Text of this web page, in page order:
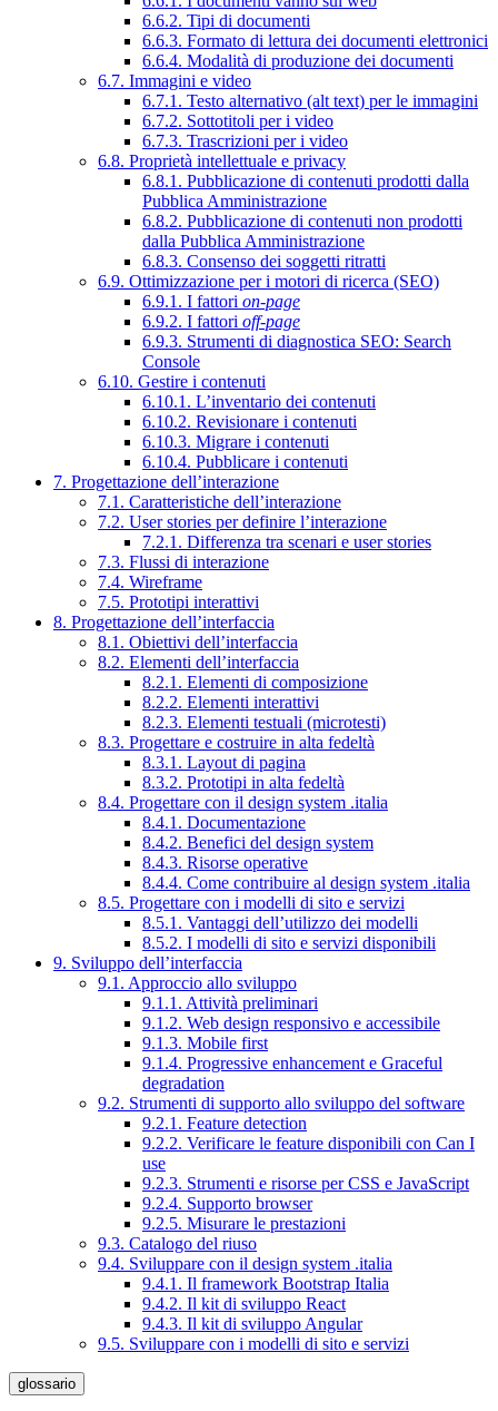
6.6.2. Tipi di documenti
6.6.3. Formato di lettura dei documenti elettronici
6.6.4. Modalità di produzione dei documenti
6.7. Immagini e video
6.7.1. Testo alternativo (alt text) per le immagini
6.7.2. Sottotitoli per i video
6.7.3. Trascrizioni per i video
6.8. Proprietà intellettuale e privacy
6.8.1. Pubblicazione di contenuti prodotti dalla
Pubblica Amministrazione
6.8.2. Pubblicazione di contenuti non prodotti
dalla Pubblica Amministrazione
6.8.3. Consenso dei soggetti ritratti
6.9. Ottimizzazione per i motori di ricerca (SEO)
6.9.1. I fattori on-page
6.9.2. I fattori off-page
6.9.3. Strumenti di diagnostica SEO: Search
Console
6.10. Gestire i contenuti
6.10.1. L’inventario dei contenuti
6.10.2. Revisionare i contenuti
6.10.3. Migrare i contenuti
6.10.4. Pubblicare i contenuti
7. Progettazione dell’interazione
7.1. Caratteristiche dell’interazione
7.2. User stories per definire l’interazione
7.2.1. Differenza tra scenari e user stories
7.3. Flussi di interazione
7.4. Wireframe
7.5. Prototipi interattivi
8. Progettazione dell’interfaccia
8.1. Obiettivi dell’interfaccia
8.2. Elementi dell’interfaccia
8.2.1. Elementi di composizione
8.2.2. Elementi interattivi
8.2.3. Elementi testuali (microtesti)
8.3. Progettare e costruire in alta fedeltà
8.3.1. Layout di pagina
8.3.2. Prototipi in alta fedeltà
8.4. Progettare con il design system .italia
8.4.1. Documentazione
8.4.2. Benefici del design system
8.4.3. Risorse operative
8.4.4. Come contribuire al design system .italia
8.5. Progettare con i modelli di sito e servizi
8.5.1. Vantaggi dell’utilizzo dei modelli
8.5.2. I modelli di sito e servizi disponibili
9. Sviluppo dell’interfaccia
9.1. Approccio allo sviluppo
9.1.1. Attività preliminari
9.1.2. Web design responsivo e accessibile
9.1.3. Mobile first
9.1.4. Progressive enhancement e Graceful
degradation
9.2. Strumenti di supporto allo sviluppo del software
9.2.1. Feature detection
9.2.2. Verificare le feature disponibili con Can I
use
9.2.3. Strumenti e risorse per CSS e JavaScript
9.2.4. Supporto browser
9.2.5. Misurare le prestazioni
9.3. Catalogo del riuso
9.4. Sviluppare con il design system .italia
9.4.1. Il framework Bootstrap Italia
9.4.2. Il kit di sviluppo React
9.4.3. Il kit di sviluppo Angular
9.5. Sviluppare con i modelli di sito e servizi
glossario